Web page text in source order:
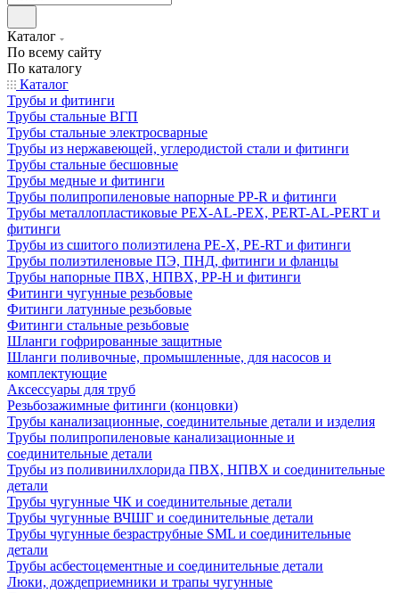
Каталог
По всему сайту
По каталогу
Каталог
Трубы и фитинги
Трубы стальные ВГП
Трубы стальные электросварные
Трубы из нержавеющей, углеродистой стали и фитинги
Трубы стальные бесшовные
Трубы медные и фитинги
Трубы полипропиленовые напорные PP-R и фитинги
Трубы металлопластиковые PEX-AL-PEX, PERT-AL-PERT и
фитинги
Трубы из сшитого полиэтилена PE-X, PE-RT и фитинги
Трубы полиэтиленовые ПЭ, ПНД, фитинги и фланцы
Трубы напорные ПВХ, НПВХ, PP-H и фитинги
Фитинги чугунные резьбовые
Фитинги латунные резьбовые
Фитинги стальные резьбовые
Шланги гофрированные защитные
Шланги поливочные, промышленные, для насосов и
комплектующие
Аксессуары для труб
Резьбозажимные фитинги (концовки)
Трубы канализационные, соединительные детали и изделия
Трубы полипропиленовые канализационные и
соединительные детали
Трубы из поливинилхлорида ПВХ, НПВХ и соединительные
детали
Трубы чугунные ЧК и соединительные детали
Трубы чугунные ВЧШГ и соединительные детали
Трубы чугунные безраструбные SML и соединительные
детали
Трубы асбестоцементные и соединительные детали
Люки, дождеприемники и трапы чугунные